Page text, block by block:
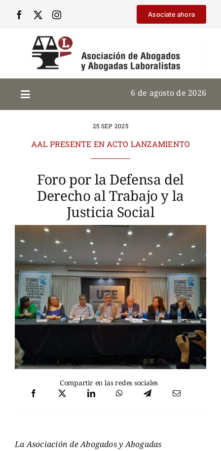
Asociate ahora
6 de agosto de 2026
25 SEP 2025
AAL PRESENTE EN ACTO LANZAMIENTO
Foro por la Defensa del
Derecho al Trabajo y la
Justicia Social
Compartir en las redes sociales
La Asociación de Abogados y Abogadas